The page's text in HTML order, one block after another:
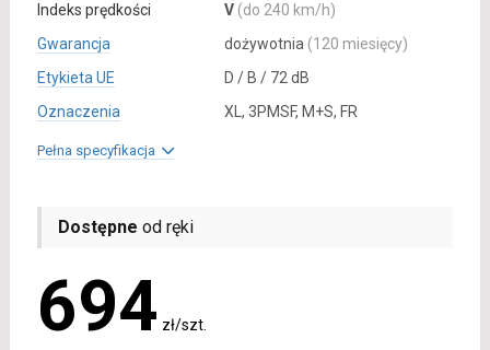
Indeks prędkości
V (do 240 km/h)
Gwarancja
dożywotnia (120 miesięcy)
Etykieta UE
D / B / 72 dB
Oznaczenia
XL, 3PMSF, M+S, FR
Pełna specyfikacja
Dostępne od ręki
694 zł/szt.